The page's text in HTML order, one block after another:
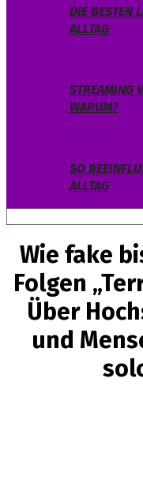
DIE BESTEN
ALLTAG
STREAMING
WARUM?
SO
ALLTAG
Wie fake
Folgen
Über
und